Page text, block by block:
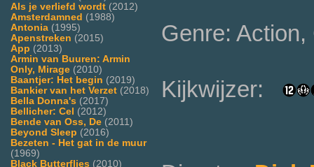
Als je verliefd wordt (2012)
Amsterdamned (1988)
Antonia (1995)
Apenstreken (2015)
App (2013)
Armin van Buuren: Armin
Only, Mirage (2010)
Baantjer: Het begin (2019)
Bankier van het Verzet (2018)
Bella Donna's (2017)
Bellicher: Cel (2012)
Bende van Oss, De (2011)
Beyond Sleep (2016)
Bezeten - Het gat in de muur
(1969)
Black Butterflies (2010)
Genre: Action,
Kijkwijzer: